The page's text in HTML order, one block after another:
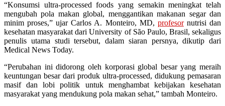
“Konsumsi ultra-processed foods yang semakin meningkat telah
mengubah pola makan global, menggantikan makanan segar dan
minim proses,” ujar Carlos A. Monteiro, MD, profesornutrisi dan
kesehatan masyarakat dari University of São Paulo, Brasil, sekaligus
penulis utama studi tersebut, dalam siaran persnya, dikutip dari
Medical News Today.
“Perubahan ini didorong oleh korporasi global besar yang meraih
keuntungan besar dari produk ultra-processed, didukung pemasaran
masif dan lobi politik untuk menghambat kebijakan kesehatan
masyarakat yang mendukung pola makan sehat,” tambah Monteiro.